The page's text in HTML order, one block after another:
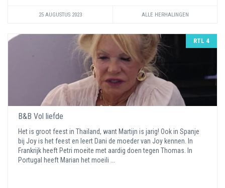
25 AUGUSTUS 2023 ALLE HERHALINGEN
RTL 4
B&B Vol liefde
Het is groot feest in Thailand, want Martijn is jarig! Ook in Spanje
bij Joy is het feest en leert Dani de moeder van Joy kennen. In
Frankrijk heeft Petri moeite met aardig doen tegen Thomas. In
Portugal heeft Marian het moeili ...